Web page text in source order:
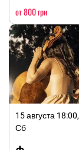
от 800 грн
15 августа 18:00,
Сб